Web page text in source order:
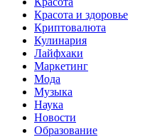
Красота и здоровье
Криптовалюта
Кулинария
Лайфхаки
Маркетинг
Мода
Музыка
Наука
Новости
Образование